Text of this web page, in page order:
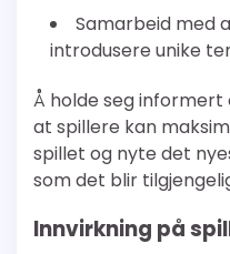
Samarbeid med
introdusere unike
Å holde seg informert
at spillere kan
spillet og nyte det
som det blir
Innvirkning på